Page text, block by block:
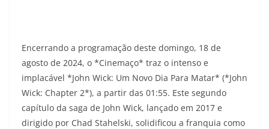
Encerrando a programação deste domingo, 18 de
agosto de 2024, o *Cinemaço* traz o intenso e
implacável *John Wick: Um Novo Dia Para Matar* (*John
Wick: Chapter 2*), a partir das 01:55. Este segundo
capítulo da saga de John Wick, lançado em 2017 e
dirigido por Chad Stahelski, solidificou a franquia como